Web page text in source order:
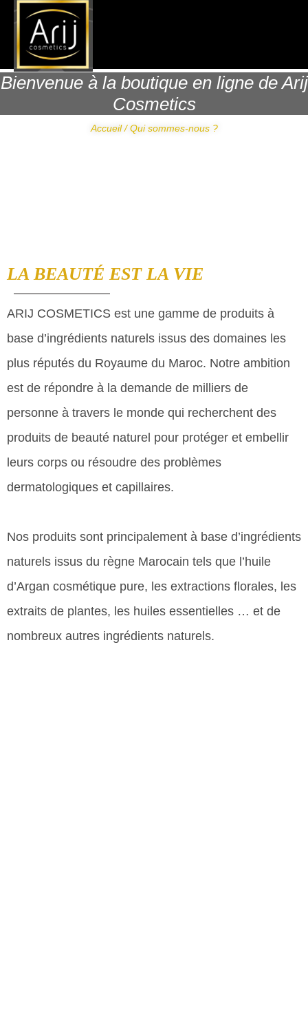
Bienvenue à la boutique en ligne de Arij
Cosmetics
Accueil / Qui sommes-nous ?
LA BEAUTÉ EST LA VIE
ARIJ COSMETICS est une gamme de produits à
base d’ingrédients naturels issus des domaines les
plus réputés du Royaume du Maroc. Notre ambition
est de répondre à la demande de milliers de
personne à travers le monde qui recherchent des
produits de beauté naturel pour protéger et embellir
leurs corps ou résoudre des problèmes
dermatologiques et capillaires.
Nos produits sont principalement à base d’ingrédients
naturels issus du règne Marocain tels que l’huile
d’Argan cosmétique pure, les extractions florales, les
extraits de plantes, les huiles essentielles … et de
nombreux autres ingrédients naturels.